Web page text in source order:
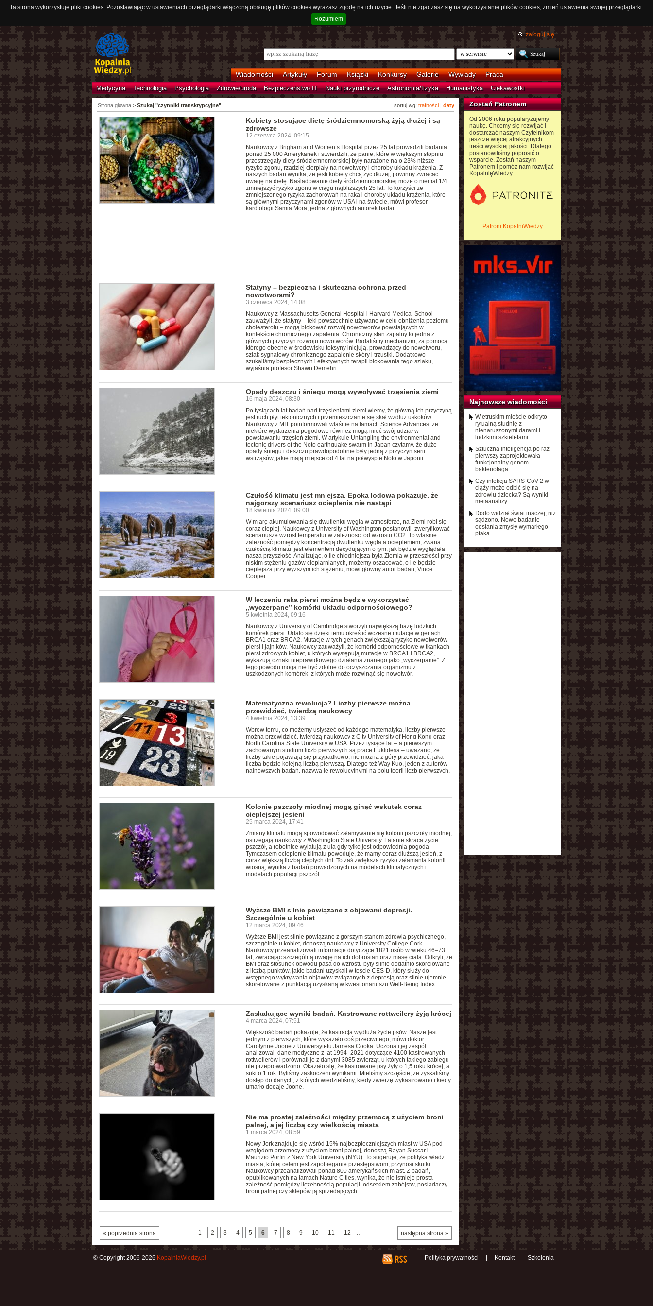
Ta strona wykorzystuje pliki cookies. Pozostawiając w ustawieniach przeglądarki włączoną obsługę plików cookies wyrażasz zgodę na ich użycie. Jeśli nie zgadzasz się na wykorzystanie plików cookies, zmień ustawienia swojej przeglądarki.
Rozumiem
zaloguj się
Wiadomości Artykuły Forum Książki Konkursy Galerie Wywiady Praca
Medycyna Technologia Psychologia Zdrowie/uroda Bezpieczeństwo IT Nauki przyrodnicze Astronomia/fizyka Humanistyka Ciekawostki
sortuj wg: trafności| daty
Strona główna> Szukaj "czynniki transkrypcyjne"
Kobiety stosujące dietę śródziemnomorską żyją dłużej i są
zdrowsze
12 czerwca 2024, 09:15
Naukowcy z Brigham and Women’s Hospital przez 25 lat prowadzili badania
ponad 25 000 Amerykanek i stwierdzili, że panie, które w większym stopniu
przestrzegały diety śródziemnomorskiej były narażone na o 23% niższe
ryzyko zgonu, rzadziej cierpiały na nowotwory i choroby układu krążenia. Z
naszych badan wynika, że jeśli kobiety chcą żyć dłużej, powinny zwracać
uwagę na dietę. Naśladowanie diety śródziemnomorskiej może o niemal 1/4
zmniejszyć ryzyko zgonu w ciągu najbliższych 25 lat. To korzyści ze
zmniejszonego ryzyka zachorowań na raka i choroby układu krążenia, które
są głównymi przyczynami zgonów w USA i na świecie, mówi profesor
kardiologii Samia Mora, jedna z głównych autorek badań.
Statyny – bezpieczna i skuteczna ochrona przed
nowotworami?
3 czerwca 2024, 14:08
Naukowcy z Massachusetts General Hospital i Harvard Medical School
zauważyli, że statyny – leki powszechnie używane w celu obniżenia poziomu
cholesterolu – mogą blokować rozwój nowotworów powstających w
kontekście chronicznego zapalenia. Chroniczny stan zapalny to jedna z
głównych przyczyn rozwoju nowotworów. Badaliśmy mechanizm, za pomocą
którego obecne w środowisku toksyny inicjują, prowadzący do nowotworu,
szlak sygnałowy chronicznego zapalenie skóry i trzustki. Dodatkowo
szukaliśmy bezpiecznych i efektywnych terapii blokowania tego szlaku,
wyjaśnia profesor Shawn Demehri.
Opady deszczu i śniegu mogą wywoływać trzęsienia ziemi
16 maja 2024, 08:30
Po tysiącach lat badań nad trzęsieniami ziemi wiemy, że główną ich przyczyną
jest ruch płyt tektonicznych i przemieszczanie się skał wzdłuż uskoków.
Naukowcy z MIT poinformowali właśnie na łamach Science Advances, że
niektóre wydarzenia pogodowe również mogą mieć swój udział w
powstawaniu trzęsień ziemi. W artykule Untangling the environmental and
tectonic drivers of the Noto earthquake swarm in Japan czytamy, że duże
opady śniegu i deszczu prawdopodobnie były jedną z przyczyn serii
wstrząsów, jakie mają miejsce od 4 lat na półwyspie Noto w Japonii.
Czułość klimatu jest mniejsza. Epoka lodowa pokazuje, że
najgorszy scenariusz ocieplenia nie nastąpi
18 kwietnia 2024, 09:00
W miarę akumulowania się dwutlenku węgla w atmosferze, na Ziemi robi się
coraz cieplej. Naukowcy z University of Washington postanowili zweryfikować
scenariusze wzrost temperatur w zależności od wzrostu CO2. To właśnie
zależność pomiędzy koncentracją dwutlenku węgla a ociepleniem, zwana
czułością klimatu, jest elementem decydującym o tym, jak będzie wyglądała
nasza przyszłość. Analizując, o ile chłodniejsza była Ziemia w przeszłości przy
niskim stężeniu gazów cieplarnianych, możemy oszacować, o ile będzie
cieplejsza przy wyższym ich stężeniu, mówi główny autor badań, Vince
Cooper.
W leczeniu raka piersi można będzie wykorzystać
„wyczerpane” komórki układu odpornościowego?
5 kwietnia 2024, 09:16
Naukowcy z University of Cambridge stworzyli największą bazę ludzkich
komórek piersi. Udało się dzięki temu określić wczesne mutacje w genach
BRCA1 oraz BRCA2. Mutacje w tych genach zwiększają ryzyko nowotworów
piersi i jajników. Naukowcy zauważyli, że komórki odpornościowe w tkankach
piersi zdrowych kobiet, u których występują mutacje w BRCA1 i BRCA2,
wykazują oznaki nieprawidłowego działania znanego jako „wyczerpanie”. Z
tego powodu mogą nie być zdolne do oczyszczania organizmu z
uszkodzonych komórek, z których może rozwinąć się nowotwór.
Matematyczna rewolucja? Liczby pierwsze można
przewidzieć, twierdzą naukowcy
4 kwietnia 2024, 13:39
Wbrew temu, co możemy usłyszeć od każdego matematyka, liczby pierwsze
można przewidzieć, twierdzą naukowcy z City University of Hong Kong oraz
North Carolina State University w USA. Przez tysiące lat – a pierwszym
zachowanym studium liczb pierwszych są prace Euklidesa – uważano, że
liczby takie pojawiają się przypadkowo, nie można z góry przewidzieć, jaka
liczba będzie kolejną liczbą pierwszą. Dlatego też Way Kuo, jeden z autorów
najnowszych badań, nazywa je rewolucyjnymi na polu teorii liczb pierwszych.
Kolonie pszczoły miodnej mogą ginąć wskutek coraz
cieplejszej jesieni
25 marca 2024, 17:41
Zmiany klimatu mogą spowodować załamywanie się kolonii pszczoły miodnej,
ostrzegają naukowcy z Washington State University. Latanie skraca życie
pszczół, a robotnice wylatują z ula gdy tylko jest odpowiednia pogoda.
Tymczasem ocieplenie klimatu powoduje, że mamy coraz dłuższą jesień, z
coraz większą liczbą ciepłych dni. To zaś zwiększa ryzyko załamania kolonii
wiosną, wynika z badań prowadzonych na modelach klimatycznych i
modelach populacji pszczół.
Wyższe BMI silnie powiązane z objawami depresji.
Szczególnie u kobiet
12 marca 2024, 09:46
Wyższe BMI jest silnie powiązane z gorszym stanem zdrowia psychicznego,
szczególnie u kobiet, donoszą naukowcy z University College Cork.
Naukowcy przeanalizowali informacje dotyczące 1821 osób w wieku 46–73
lat, zwracając szczególną uwagę na ich dobrostan oraz masę ciała. Odkryli, że
BMI oraz stosunek obwodu pasa do wzrostu były silnie dodatnio skorelowane
z liczbą punktów, jakie badani uzyskali w teście CES-D, który służy do
wstępnego wykrywania objawów związanych z depresją oraz silnie ujemnie
skorelowane z punktacją uzyskaną w kwestionariuszu Well-Being Index.
Zaskakujące wyniki badań. Kastrowane rottweilery żyją krócej
4 marca 2024, 07:51
Większość badań pokazuje, że kastracja wydłuża życie psów. Nasze jest
jednym z pierwszych, które wykazało coś przeciwnego, mówi doktor
Carolynne Joone z Uniwersytetu Jamesa Cooka. Uczona i jej zespół
analizowali dane medyczne z lat 1994–2021 dotyczące 4100 kastrowanych
rottweilerów i porównali je z danymi 3085 zwierząt, u których takiego zabiegu
nie przeprowadzono. Okazało się, że kastrowane psy żyły o 1,5 roku krócej, a
suki o 1 rok. Byliśmy zaskoczeni wynikami. Mieliśmy szczęście, że zyskaliśmy
dostęp do danych, z których wiedzieliśmy, kiedy zwierzę wykastrowano i kiedy
umarło dodaje Joone.
Nie ma prostej zależności między przemocą z użyciem broni
palnej, a jej liczbą czy wielkością miasta
1 marca 2024, 08:59
Nowy Jork znajduje się wśród 15% najbezpieczniejszych miast w USA pod
względem przemocy z użyciem broni palnej, donoszą Rayan Succar i
Maurizio Porfiri z New York University (NYU). To sugeruje, że polityka władz
miasta, której celem jest zapobieganie przestępstwom, przynosi skutki.
Naukowcy przeanalizowali ponad 800 amerykańskich miast. Z badań,
opublikowanych na łamach Nature Cities, wynika, że nie istnieje prosta
zależność pomiędzy liczebnością populacji, odsetkiem zabójstw, posiadaczy
broni palnej czy sklepów ją sprzedających.
« poprzednia strona następna strona »
1 2 3 4 5 6 7 8 9 10 11 12 …
Zostań Patronem
Od 2006 roku popularyzujemy
naukę. Chcemy się rozwijać i
dostarczać naszym Czytelnikom
jeszcze więcej atrakcyjnych
treści wysokiej jakości. Dlatego
postanowiliśmy poprosić o
wsparcie. Zostań naszym
Patronem i pomóż nam rozwijać
KopalnięWiedzy.
Patroni KopalniWiedzy
Najnowsze wiadomości
W etruskim mieście odkryto
rytualną studnię z
nienaruszonymi darami i
ludzkimi szkieletami
Sztuczna inteligencja po raz
pierwszy zaprojektowała
funkcjonalny genom
bakteriofaga
Czy infekcja SARS-CoV-2 w
ciąży może odbić się na
zdrowiu dziecka? Są wyniki
metaanalizy
Dodo widział świat inaczej, niż
sądzono. Nowe badanie
odsłania zmysły wymarłego
ptaka
Polityka prywatności Kontakt Szkolenia
© Copyright 2006-2026 KopalniaWiedzy.pl